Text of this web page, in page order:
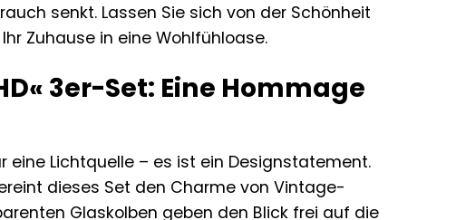
senkt. Lassen Sie sich von der Schönheit
Zuhause in eine Wohlfühloase.
3er-Set: Eine Hommage
eine Lichtquelle – es ist ein Designstatement.
dieses Set den Charme von Vintage-
Glaskolben geben den Blick frei auf die